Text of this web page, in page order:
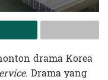
drama Korea
. Drama yang